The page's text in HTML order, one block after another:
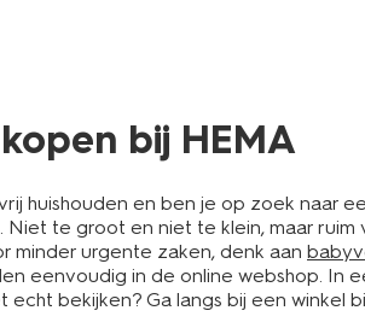
bij HEMA
huishouden en ben je op zoek naar
Niet te groot en niet te klein, maar
minder urgente zaken, denk aan
eenvoudig in de online webshop. In
bekijken? Ga langs bij een winkel